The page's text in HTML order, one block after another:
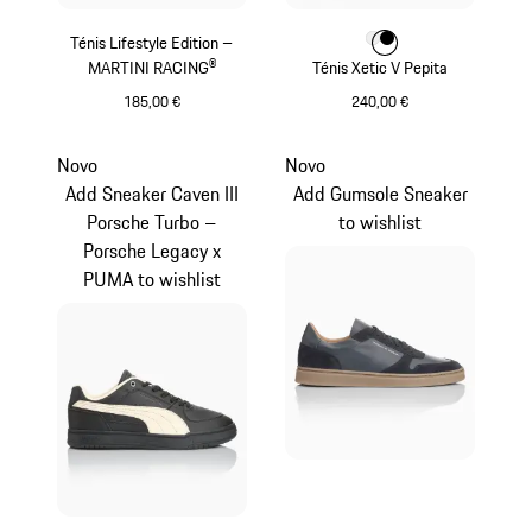
Ténis Lifestyle Edition –
MARTINI RACING®
185,00 €
Ténis Xetic V Pepita
240,00 €
Cor
Cor
Cor
Novo
Add Sneaker Caven III
Porsche Turbo –
Porsche Legacy x
PUMA to wishlist
Novo
Add Gumsole Sneaker
to wishlist